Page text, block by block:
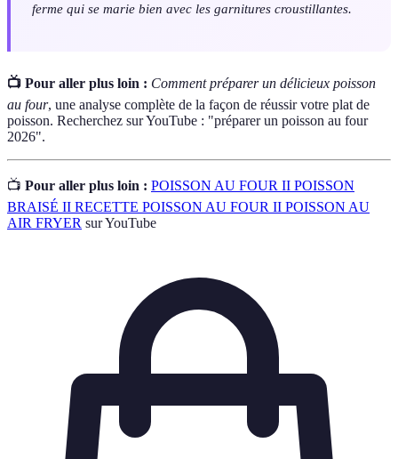
ferme qui se marie bien avec les garnitures croustillantes.
📺 Pour aller plus loin : Comment préparer un délicieux poisson
au four, une analyse complète de la façon de réussir votre plat de
poisson. Recherchez sur YouTube : "préparer un poisson au four
2026".
📺 Pour aller plus loin : POISSON AU FOUR II POISSON
BRAISÉ II RECETTE POISSON AU FOUR II POISSON AU
AIR FRYER sur YouTube